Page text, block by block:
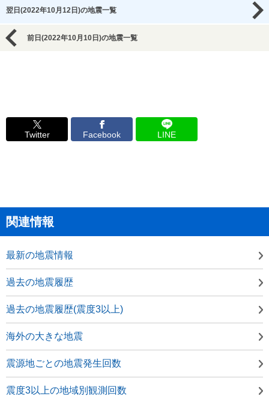
翌日(2022年10月12日)の地震一覧
前日(2022年10月10日)の地震一覧
Twitter Facebook LINE
関連情報
最新の地震情報
過去の地震履歴
過去の地震履歴(震度3以上)
海外の大きな地震
震源地ごとの地震発生回数
震度3以上の地域別観測回数